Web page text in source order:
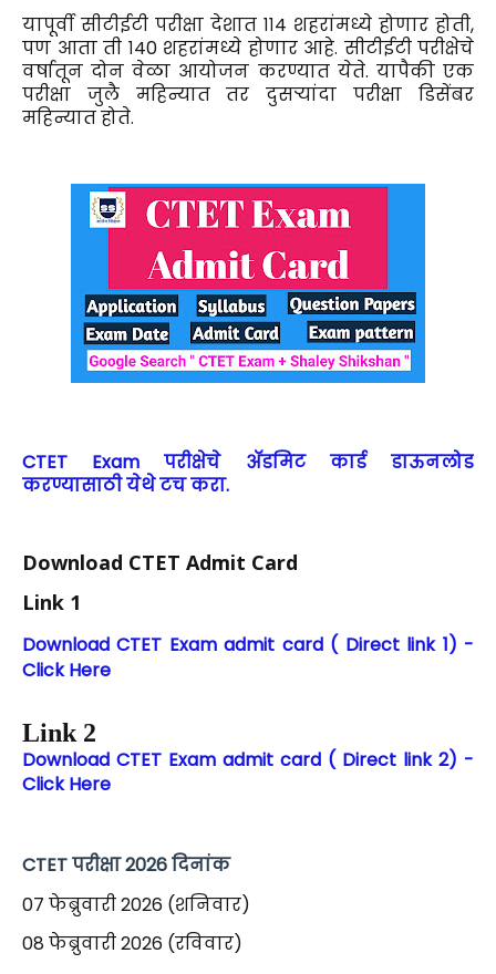
यापूर्वी सीटीईटी परीक्षा देशात ११4 शहरांमध्ये होणार होती,
पण आता ती १40 शहरांमध्ये होणार आहे. सीटीईटी परीक्षेचे
वर्षातून दोन वेळा आयोजन करण्यात येते. यापैकी एक
परीक्षा जुलै महिन्यात तर दुसऱ्यांदा परीक्षा डिसेंबर
महिन्यात होते.
CTET Exam परीक्षेचे ॲडमिट कार्ड डाऊनलोड
करण्यासाठी येथे टच करा.
Download CTET Admit Card
Link 1
Download CTET Exam admit card ( Direct link 1) -
Click Here
Link 2
Download CTET Exam admit card ( Direct link 2) -
Click Here
CTET परीक्षा 2026 दिनांक
07 फेब्रुवारी 2026 (शनिवार)
08 फेब्रुवारी 2026 (रविवार)